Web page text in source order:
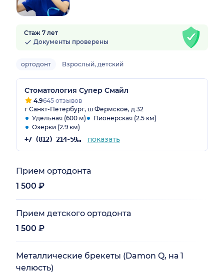
Стаж 7 лет
Документы проверены
ортодонт Взрослый, детский
Стоматология Супер Смайл
4.9645 отзывов
г Санкт-Петербург, ш Фермское, д 32
Удельная (600 м)
Пионерская (2.5 км)
Озерки (2.9 км)
+7 (812) 214-59-31 показать
Прием ортодонта
1 500 ₽
Прием детского ортодонта
1 500 ₽
Металлические брекеты (Damon Q, на 1
челюсть)